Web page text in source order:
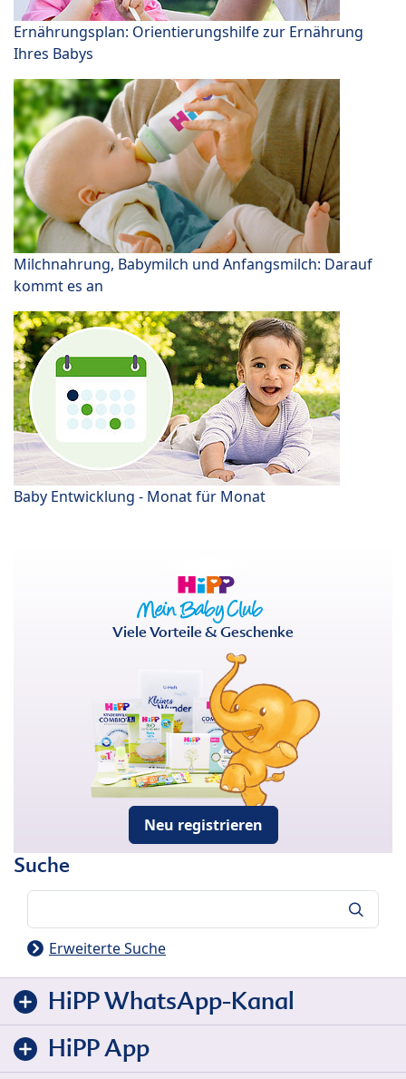
Ernährungsplan: Orientierungshilfe zur Ernährung
Ihres Babys
Milchnahrung, Babymilch und Anfangsmilch: Darauf
kommt es an
Baby Entwicklung - Monat für Monat
Viele Vorteile & Geschenke
Neu registrieren
Suche
Erweiterte Suche
HiPP WhatsApp-Kanal
HiPP App